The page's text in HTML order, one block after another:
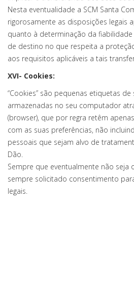
Nesta eventualidade a SCM Santa
rigorosamente as disposições legais
quanto à determinação da
de destino no que respeita a
aos requisitos aplicáveis a tais
XVI- Cookies:
“Cookies” são pequenas etiquetas
armazenadas no seu computador
(browser), que por regra retêm
com as suas preferências, não
pessoais que sejam alvo de
Dão.
Sempre que eventualmente não seja
sempre solicitado consentimento
legais.